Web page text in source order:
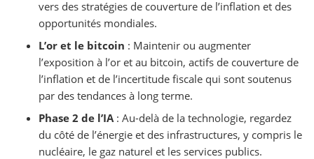
vers des stratégies de couverture de l’inflation et des
opportunités mondiales.
L’or et le bitcoin : Maintenir ou augmenter
l’exposition à l’or et au bitcoin, actifs de couverture de
l’inflation et de l’incertitude fiscale qui sont soutenus
par des tendances à long terme.
Phase 2 de l’IA: Au-delà de la technologie, regardez
du côté de l’énergie et des infrastructures, y compris le
nucléaire, le gaz naturel et les services publics.